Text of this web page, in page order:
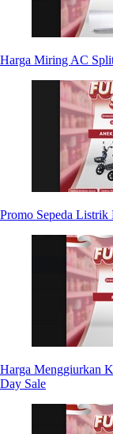
Harga Miring AC
Promo Sepeda
Harga Menggiurkan
Day Sale